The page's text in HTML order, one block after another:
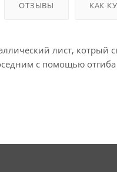
ОТЗЫВЫ КАК
лист, котрый
с помощью
фальц может